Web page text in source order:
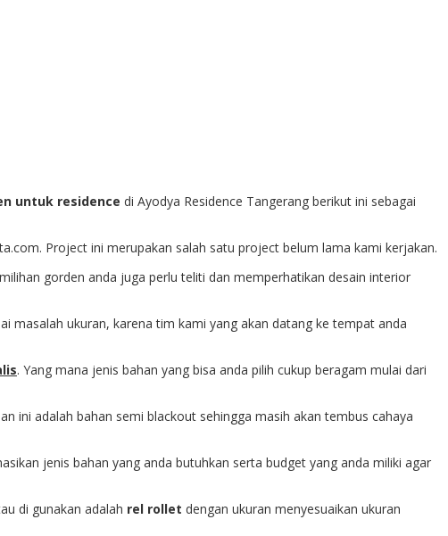
untuk residence di Ayodya Residence Tangerang berikut ini sebagai
Project ini merupakan salah satu project belum lama kami kerjakan.
gorden anda juga perlu teliti dan memperhatikan desain interior
masalah ukuran, karena tim kami yang akan datang ke tempat anda
. Yang mana jenis bahan yang bisa anda pilih cukup beragam mulai dari
ini adalah bahan semi blackout sehingga masih akan tembus cahaya
jenis bahan yang anda butuhkan serta budget yang anda miliki agar
di gunakan adalah rel rollet dengan ukuran menyesuaikan ukuran